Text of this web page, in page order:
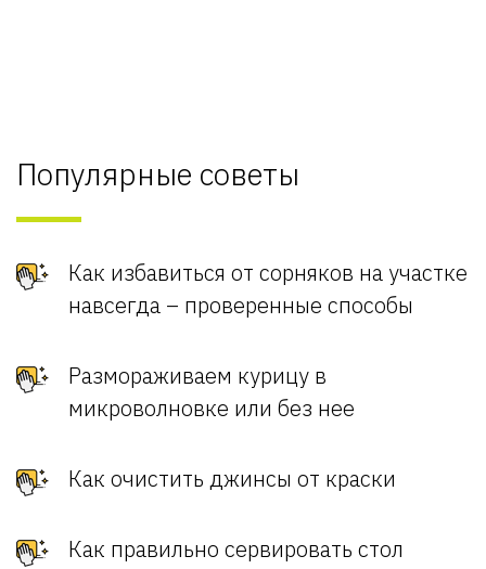
Популярные советы
Как избавиться от сорняков на участке
навсегда – проверенные способы
Размораживаем курицу в
микроволновке или без нее
Как очистить джинсы от краски
Как правильно сервировать стол